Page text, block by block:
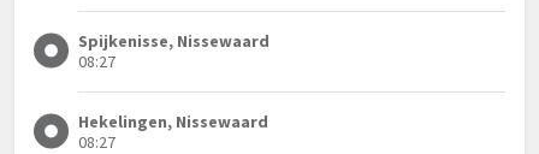
Spijkenisse, Nissewaard
08:27
Hekelingen, Nissewaard
08:27